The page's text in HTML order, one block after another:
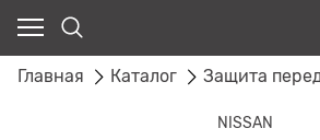
Главная Каталог Защита
NISSAN